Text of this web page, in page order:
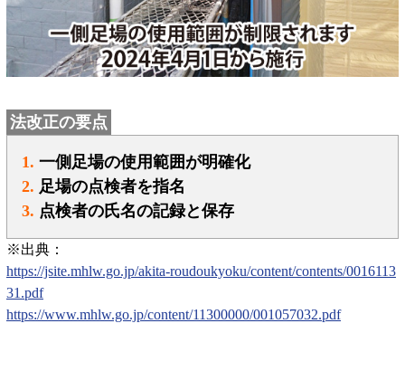
法改正の要点
1. 一側足場の使用範囲が明確化
2. 足場の点検者を指名
3. 点検者の氏名の記録と保存
※出典：
https://jsite.mhlw.go.jp/akita-roudoukyoku/content/contents/0016113
31.pdf
https://www.mhlw.go.jp/content/11300000/001057032.pdf